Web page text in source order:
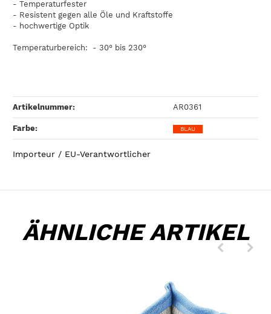
- Temperaturfester
- Resistent gegen alle Öle und Kraftstoffe
- hochwertige Optik
Temperaturbereich: - 30° bis 230°
Artikelnummer: AR0361
Farbe‍: BLAU
Importeur / EU-Verantwortlicher
ÄHNLICHE ARTIKEL